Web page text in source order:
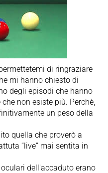
di ringraziare
mi hanno chiesto di
degli episodi che hanno
non esiste più. Perchè,
un peso della
quella che proverò a
“live” mai sentita in
dell'accaduto erano